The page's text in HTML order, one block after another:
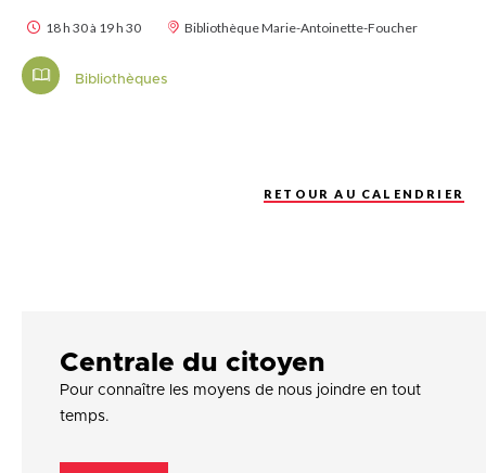
18 h 30 à 19 h 30 Bibliothèque Marie-Antoinette-Foucher
Bibliothèques
RETOUR AU CALENDRIER
Centrale du citoyen
Pour connaître les moyens de nous joindre en tout
temps.